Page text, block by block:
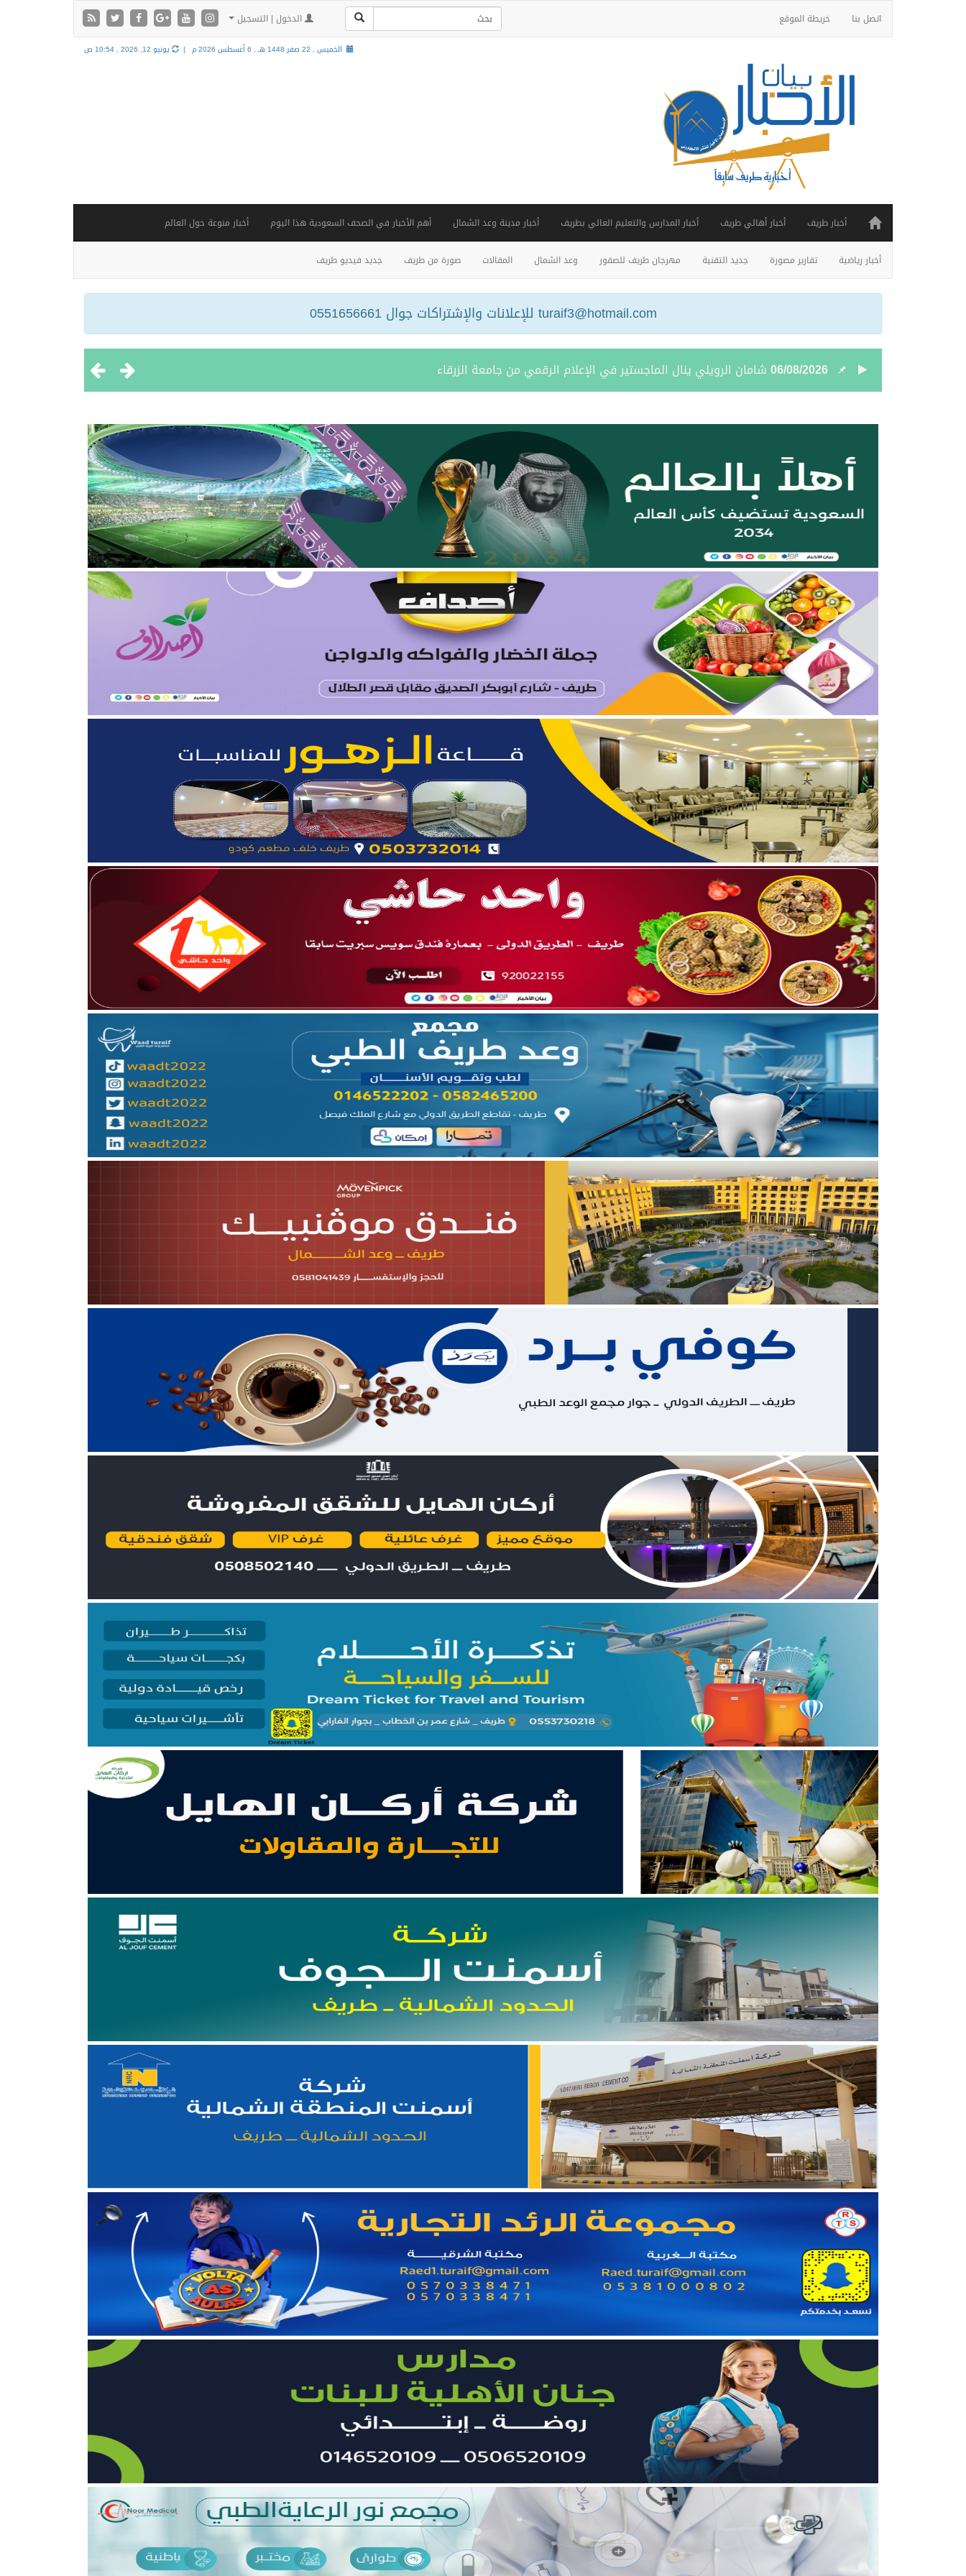
اتصل بنا خريطة الموقع الدخول | التسجيل
الخميس , 22 صفر 1448 هـ , 6 أغسطس 2026 م | يونيو 12, 2026 , 10:54 ص
أخبار طريف أخبار أهالي طريف أخبار المدارس والتعليم العالي بطريف أخبار مدينة وعد الشمال أهم الأخبار في الصحف السعودية هذا اليوم أخبار منوعة حول العالم
أخبار رياضية تقارير مصورة جديد التقنية مهرجان طريف للصقور وعد الشمال المقالات صورة من طريف جديد فيديو طريف
turaif3@hotmail.com للإعلانات والإشتراكات جوال 0551656661
06/08/2026 غرفة الحدود الشمالية تطرح 6 فرص استثمارية في طريف وعرعر لتأجير واستثمار أنشطة تجارية
06/08/2026
المعهد التقني للتعدين يعلن فتح باب القبول لبرنامج التدريب المبتدئ بالتوظيف
بالفيديو والصور .. نادي أيتام طريف ينظم برنامجًا قيميًا عن التعاون والعمل الجماعي
05/08/2026نائب أمير الحدود الشمالية يستقبل مدير فرع وزارة الرياضة وأعضاء نادي المساعدية بمناسبة تحقيق بطولتين إقليميتين
05/08/2026
جمعية “ثروة” وغرفة الحدود الشمالية توقعان اتفاقية تعاون لتعزيز الاستثمار وتنمية قطاع الثروة الحيوانية
04/08/2026بالصور.. علي بن زيدان الشمري يحتفل بزواج ابنه “فواز”
04/08/2026بالصور.. محمد بن سعود رقاد الرويلي يحتفل بزواج ابنه “عمر”
04/08/2026تعيين الأستاذ ياسر بن حامد بن مدوح الحازمي عضوًا في مجلس منطقة الحدود الشمالية
06/08/2026شامان الرويلي ينال الماجستير في الإعلام الرقمي من جامعة الزرقاء